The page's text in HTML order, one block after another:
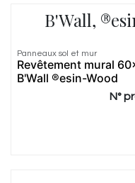
B'Wall,
Panneaux sol et mur
Revêtement mural
B'Wall ®esin-Wood
N°